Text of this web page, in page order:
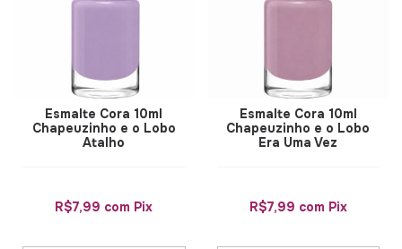
Esmalte Cora 10ml
Chapeuzinho e o Lobo
Atalho
R$7,99 com Pix
Esmalte Cora 10ml
Chapeuzinho e o Lobo
Era Uma Vez
R$7,99 com Pix